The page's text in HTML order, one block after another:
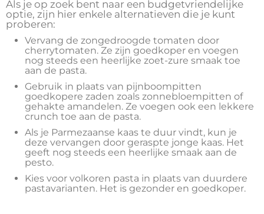
Als je op zoek bent naar een budgetvriendelijke
optie, zijn hier enkele alternatieven die je kunt
proberen:
Vervang de zongedroogde tomaten door
cherrytomaten. Ze zijn goedkoper en voegen
nog steeds een heerlijke zoet-zure smaak toe
aan de pasta.
Gebruik in plaats van pijnboompitten
goedkopere zaden zoals zonnebloempitten of
gehakte amandelen. Ze voegen ook een lekkere
crunch toe aan de pasta.
Als je Parmezaanse kaas te duur vindt, kun je
deze vervangen door geraspte jonge kaas. Het
geeft nog steeds een heerlijke smaak aan de
pesto.
Kies voor volkoren pasta in plaats van duurdere
pastavarianten. Het is gezonder en goedkoper.